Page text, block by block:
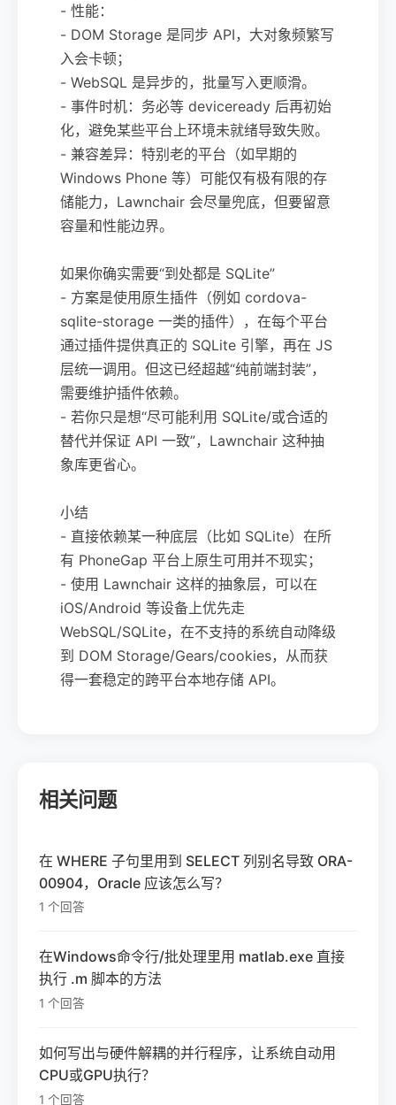
- 性能：
- DOM Storage 是同步 API，大对象频繁写
入会卡顿；
- WebSQL 是异步的，批量写入更顺滑。
- 事件时机：务必等 deviceready 后再初始
化，避免某些平台上环境未就绪导致失败。
- 兼容差异：特别老的平台（如早期的
Windows Phone 等）可能仅有极有限的存
储能力，Lawnchair 会尽量兜底，但要留意
容量和性能边界。
如果你确实需要“到处都是 SQLite”
- 方案是使用原生插件（例如 cordova-
sqlite-storage 一类的插件），在每个平台
通过插件提供真正的 SQLite 引擎，再在 JS
层统一调用。但这已经超越“纯前端封装”，
需要维护插件依赖。
- 若你只是想“尽可能利用 SQLite/或合适的
替代并保证 API 一致”，Lawnchair 这种抽
象库更省心。
小结
- 直接依赖某一种底层（比如 SQLite）在所
有 PhoneGap 平台上原生可用并不现实；
- 使用 Lawnchair 这样的抽象层，可以在
iOS/Android 等设备上优先走
WebSQL/SQLite，在不支持的系统自动降级
到 DOM Storage/Gears/cookies，从而获
得一套稳定的跨平台本地存储 API。
相关问题
在 WHERE 子句里用到 SELECT 列别名导致 ORA-
00904，Oracle 应该怎么写？
1 个回答
在Windows命令行/批处理里用 matlab.exe 直接
执行 .m 脚本的方法
1 个回答
如何写出与硬件解耦的并行程序，让系统自动用
CPU或GPU执行？
1 个回答